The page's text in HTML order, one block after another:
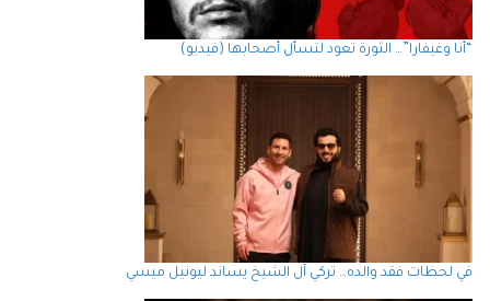
“أنا وغيفارا”… الثورة تعود لتسأل أصحابها (فيديو)
في لحظات فقد والده… تركي آل الشيخ يساند ليونيل ميسي